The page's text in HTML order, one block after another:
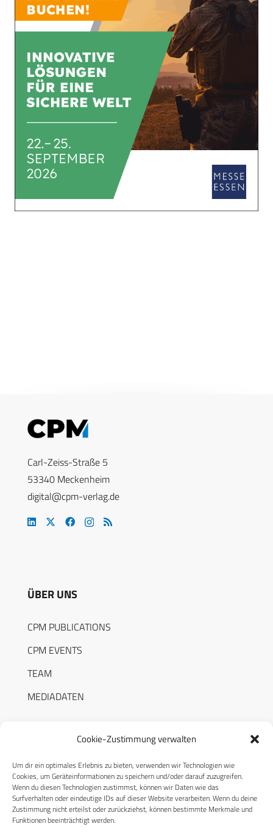
Cookie-Zustimmung verwalten
Um dir ein optimales Erlebnis zu bieten, verwenden wir Technologien wie
Cookies, um Geräteinformationen zu speichern und/oder darauf zuzugreifen.
Wenn du diesen Technologien zustimmst, können wir Daten wie das
Surfverhalten oder eindeutige IDs auf dieser Website verarbeiten. Wenn du deine
Zustimmung nicht erteilst oder zurückziehst, können bestimmte Merkmale und
Funktionen beeinträchtigt werden.
Carl-Zeiss-Straße 5
53340 Meckenheim
digital@cpm-verlag.de
ÜBER UNS
CPM PUBLICATIONS
CPM EVENTS
TEAM
MEDIADATEN
RECHTLICHES
Datenschutzerklärung
Cookie-Richtlinie (EU)